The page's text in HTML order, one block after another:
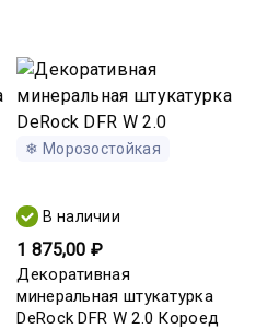
❄ Морозостойкая
В наличии
1 875,00 ₽
Декоративная
минеральная штукатурка
DeRock DFR W 2.0 Короед